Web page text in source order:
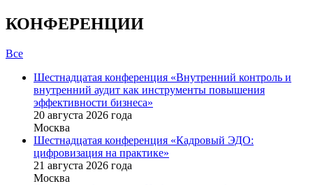
КОНФЕРЕНЦИИ
Все
Шестнадцатая конференция «Внутренний контроль и
внутренний аудит как инструменты повышения
эффективности бизнеса»
20 августа 2026 года
Москва
Шестнадцатая конференция «Кадровый ЭДО:
цифровизация на практике»
21 августа 2026 года
Москва